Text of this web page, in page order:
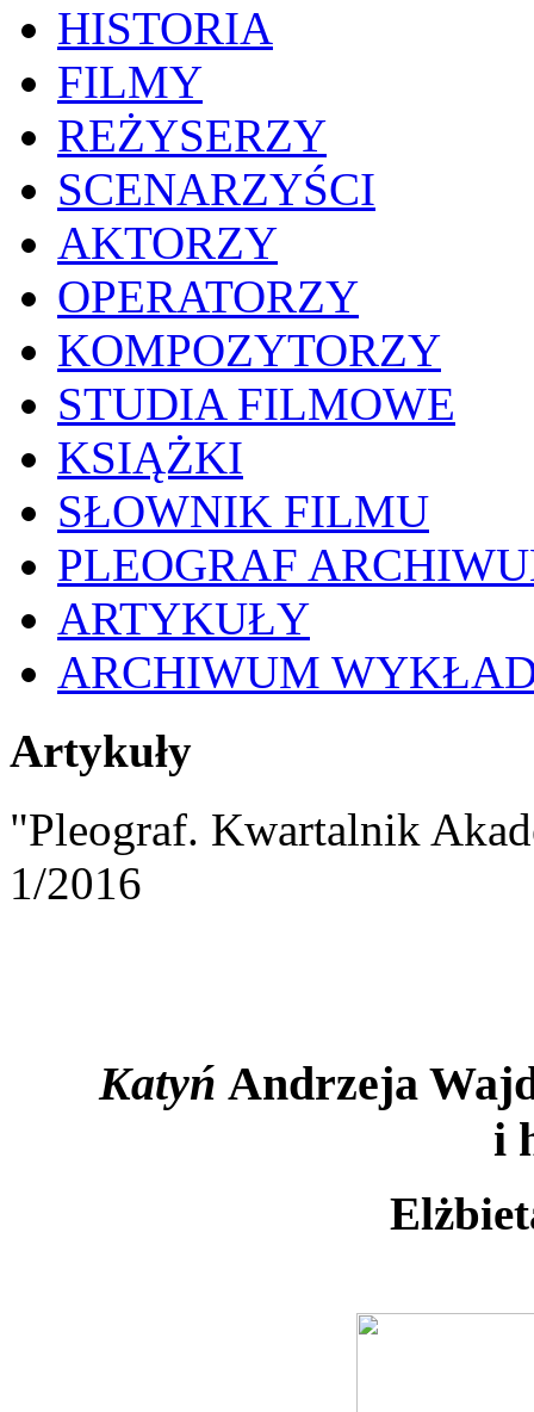
HISTORIA
FILMY
REŻYSERZY
SCENARZYŚCI
AKTORZY
OPERATORZY
KOMPOZYTORZY
STUDIA FILMOWE
KSIĄŻKI
SŁOWNIK FILMU
PLEOGRAF
ARTYKUŁY
ARCHIWUM
Artykuły
"Pleograf. Kwartalnik
1/2016
Katyń Andrzeja
i